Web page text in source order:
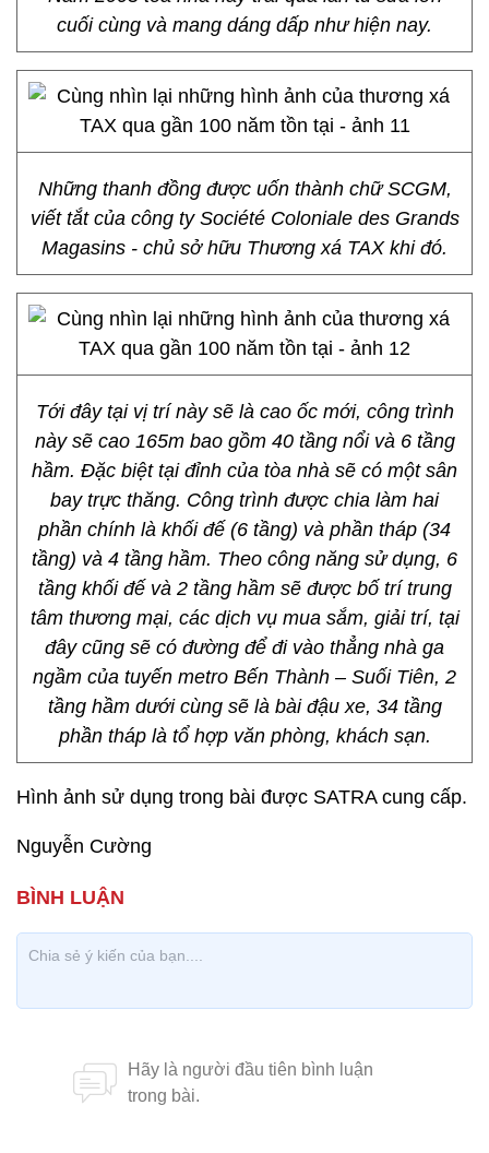
cuối cùng và mang dáng dấp như hiện nay.
Những thanh đồng được uốn thành chữ SCGM,
viết tắt của công ty Société Coloniale des Grands
Magasins - chủ sở hữu Thương xá TAX khi đó.
Tới đây tại vị trí này sẽ là cao ốc mới, công trình
này sẽ cao 165m bao gồm 40 tầng nổi và 6 tầng
hầm. Đặc biệt tại đỉnh của tòa nhà sẽ có một sân
bay trực thăng. Công trình được chia làm hai
phần chính là khối đế (6 tầng) và phần tháp (34
tầng) và 4 tầng hầm. Theo công năng sử dụng, 6
tầng khối đế và 2 tầng hầm sẽ được bố trí trung
tâm thương mại, các dịch vụ mua sắm, giải trí, tại
đây cũng sẽ có đường để đi vào thẳng nhà ga
ngầm của tuyến metro Bến Thành – Suối Tiên, 2
tầng hầm dưới cùng sẽ là bài đậu xe, 34 tầng
phần tháp là tổ hợp văn phòng, khách sạn.
Hình ảnh sử dụng trong bài được SATRA cung cấp.
Nguyễn Cường